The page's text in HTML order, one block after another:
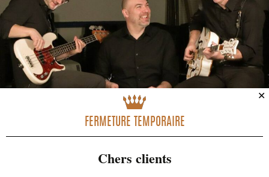
✕
FERMETURE TEMPORAIRE
Chers clients